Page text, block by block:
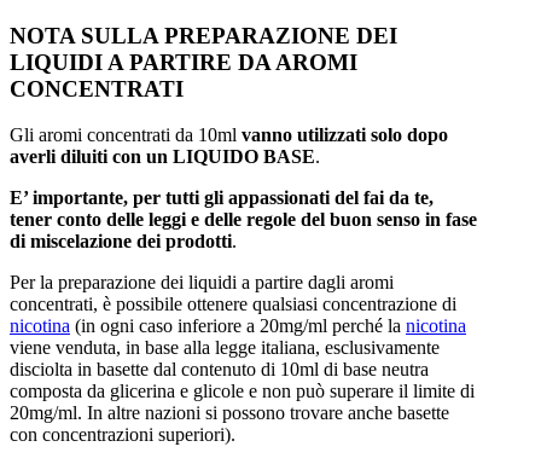
NOTA SULLA PREPARAZIONE DEI
LIQUIDI A PARTIRE DA AROMI
CONCENTRATI
Gli aromi concentrati da 10ml vanno utilizzati solo dopo
averli diluiti con un LIQUIDO BASE.
E’ importante, per tutti gli appassionati del fai da te,
tener conto delle leggi e delle regole del buon senso in fase
di miscelazione dei prodotti.
Per la preparazione dei liquidi a partire dagli aromi
concentrati, è possibile ottenere qualsiasi concentrazione di
nicotina (in ogni caso inferiore a 20mg/ml perché la nicotina
viene venduta, in base alla legge italiana, esclusivamente
disciolta in basette dal contenuto di 10ml di base neutra
composta da glicerina e glicole e non può superare il limite di
20mg/ml. In altre nazioni si possono trovare anche basette
con concentrazioni superiori).